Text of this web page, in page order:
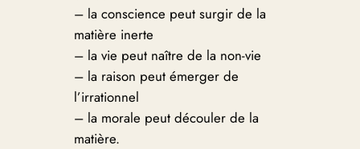
– la conscience peut surgir de la
matière inerte
– la vie peut naître de la non-vie
– la raison peut émerger de
l’irrationnel
– la morale peut découler de la
matière.